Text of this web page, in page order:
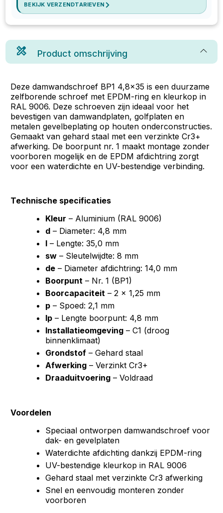
BEKIJK VERZENDTARIEVEN
Product omschrijving
Deze damwandschroef BP1 4,8x35 is een duurzame
zelfborende schroef met EPDM-ring en kleurkop in
RAL 9006. Deze schroeven zijn ideaal voor het
bevestigen van damwandplaten, golfplaten en
metalen gevelbeplating op houten onderconstructies.
Gemaakt van gehard staal met een verzinkte Cr3+
afwerking. De boorpunt nr. 1 maakt montage zonder
voorboren mogelijk en de EPDM afdichtring zorgt
voor een waterdichte en UV-bestendige verbinding.
Technische specificaties
Kleur – Aluminium (RAL 9006)
d – Diameter: 4,8 mm
l – Lengte: 35,0 mm
sw – Sleutelwijdte: 8 mm
de – Diameter afdichtring: 14,0 mm
Boorpunt – Nr. 1 (BP1)
Boorcapaciteit – 2 × 1,25 mm
p – Spoed: 2,1 mm
lp – Lengte boorpunt: 4,8 mm
Installatieomgeving – C1 (droog
binnenklimaat)
Grondstof – Gehard staal
Afwerking – Verzinkt Cr3+
Draaduitvoering – Voldraad
Voordelen
Speciaal ontworpen damwandschroef voor
dak- en gevelplaten
Waterdichte afdichting dankzij EPDM-ring
UV-bestendige kleurkop in RAL 9006
Gehard staal met verzinkte Cr3 afwerking
Snel en eenvoudig monteren zonder
voorboren